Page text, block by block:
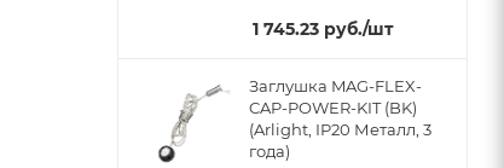
1 745.23 руб./шт
Заглушка MAG-FLEX-
CAP-POWER-KIT (BK)
(Arlight, IP20 Металл, 3
года)